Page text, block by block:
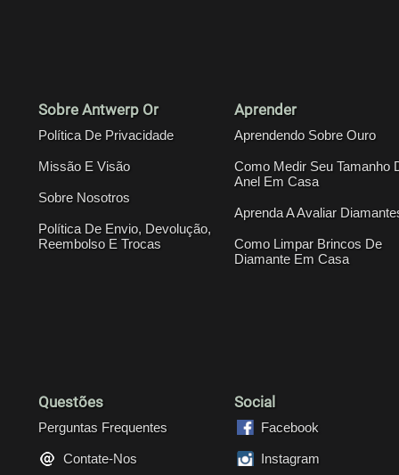
Sobre Antwerp Or
Política De Privacidade
Missão E Visão
Sobre Nosotros
Política De Envio, Devolução,
Reembolso E Trocas
Aprender
Aprendendo Sobre Ouro
Como Medir Seu Tamanho
Anel Em Casa
Aprenda A Avaliar
Como Limpar Brincos De
Diamante Em Casa
Questões
Perguntas Frequentes
Contate-Nos
Social
Facebook
Instagram